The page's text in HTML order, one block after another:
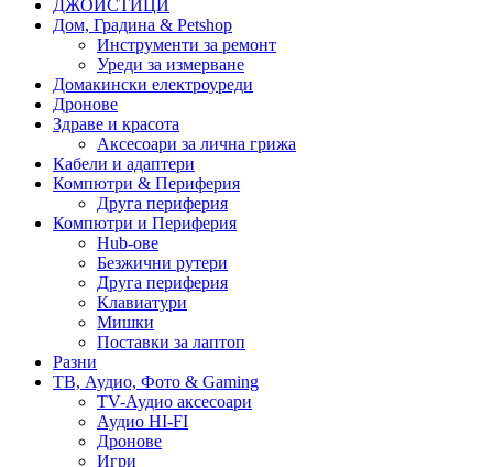
ДЖОЙСТИЦИ
Дом, Градина & Petshop
Инструменти за ремонт
Уреди за измерване
Домакински електроуреди
Дронове
Здраве и красота
Аксесоари за лична грижа
Кабели и адаптери
Компютри & Периферия
Друга периферия
Компютри и Периферия
Hub-ове
Безжични рутери
Друга периферия
Клавиатури
Мишки
Поставки за лаптоп
Разни
ТВ, Аудио, Фото & Gaming
TV-Аудио аксесоари
Аудио HI-FI
Дронове
Игри